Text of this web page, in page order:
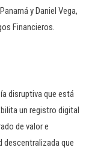
n
y Daniel Vega,
Financieros.
disruptiva que está
un registro digital
de valor e
descentralizada que